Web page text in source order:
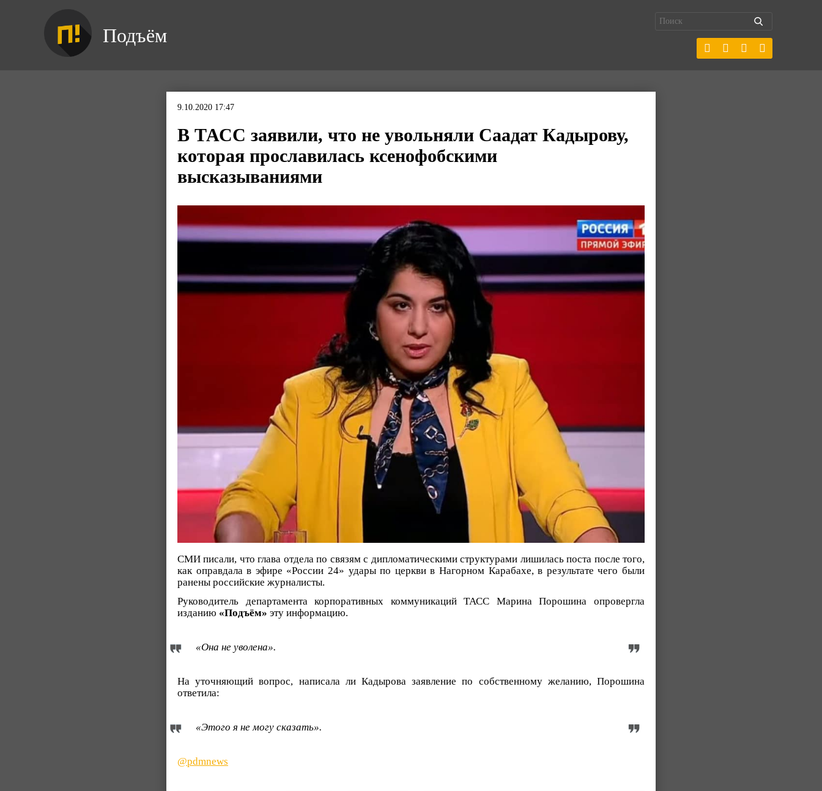
Подъём
9.10.2020 17:47
В ТАСС заявили, что не увольняли Саадат Кадырову,
которая прославилась ксенофобскими
высказываниями
СМИ писали, что глава отдела по связям с дипломатическими структурами лишилась поста после того,
как оправдала в эфире «России 24» удары по церкви в Нагорном Карабахе, в результате чего были
ранены российские журналисты.
Руководитель департамента корпоративных коммуникаций ТАСС Марина Порошина опровергла
изданию «Подъём» эту информацию.
«Она не уволена».
На уточняющий вопрос, написала ли Кадырова заявление по собственному желанию, Порошина
ответила:
«Этого я не могу сказать».
@pdmnews